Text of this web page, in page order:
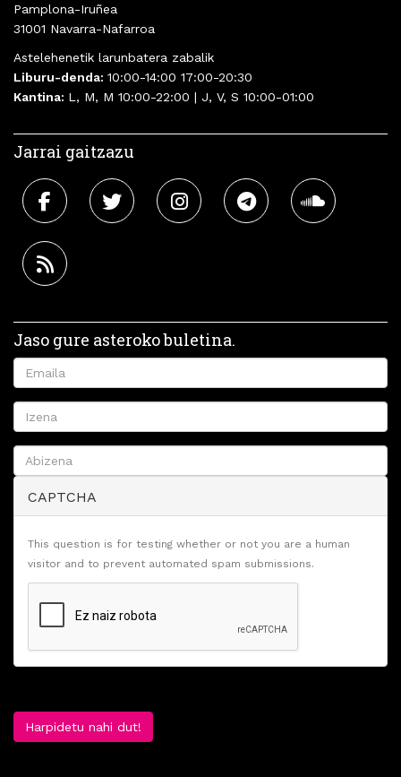
Pamplona-Iruñea
31001 Navarra-Nafarroa
Astelehenetik larunbatera zabalik
Liburu-denda: 10:00-14:00 17:00-20:30
Kantina: L, M, M 10:00-22:00 | J, V, S 10:00-01:00
Jarrai gaitzazu
Jaso gure asteroko buletina.
CAPTCHA
This question is for testing whether or not you are a human
visitor and to prevent automated spam submissions.
Harpidetu nahi dut!